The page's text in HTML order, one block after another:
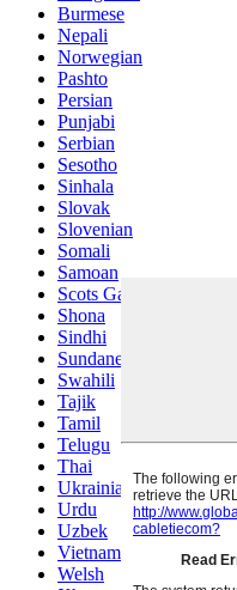
Burmese
Nepali
Norwegian
Pashto
Persian
Punjabi
Serbian
Sesotho
Sinhala
Slovak
Slovenian
Somali
Samoan
Scots Gaelic
Shona
Sindhi
Sundanese
Swahili
Tajik
Tamil
Telugu
Thai
Ukrainian
Urdu
Uzbek
Vietnamese
Welsh